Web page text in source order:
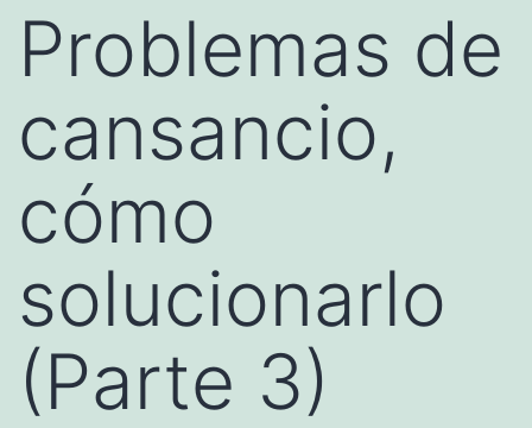
Problemas de
cansancio,
cómo
solucionarlo
(Parte 3)